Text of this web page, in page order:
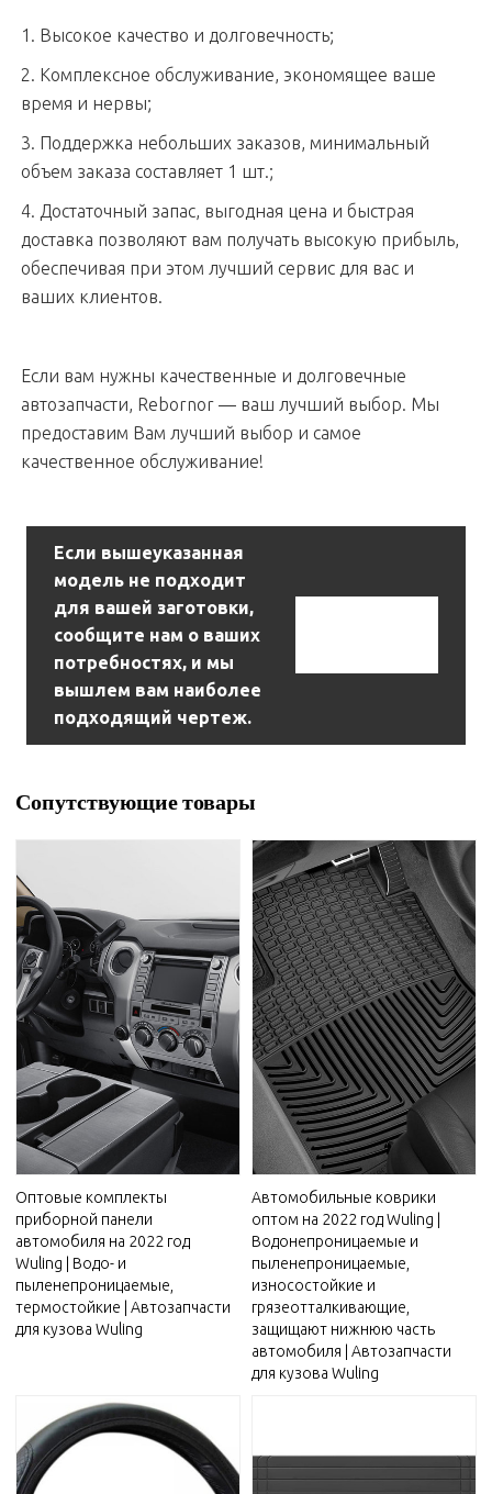
1. Высокое качество и долговечность;
2. Комплексное обслуживание, экономящее ваше
время и нервы;
3. Поддержка небольших заказов, минимальный
объем заказа составляет 1 шт.;
4. Достаточный запас, выгодная цена и быстрая
доставка позволяют вам получать высокую прибыль,
обеспечивая при этом лучший сервис для вас и
ваших клиентов.
Если вам нужны качественные и долговечные
автозапчасти, Rebornor — ваш лучший выбор. Мы
предоставим Вам лучший выбор и самое
качественное обслуживание!
Если вышеуказанная
модель не подходит
для вашей заготовки,
сообщите нам о ваших
потребностях, и мы
вышлем вам наиболее
подходящий чертеж.
Сопутствующие товары
Оптовые комплекты
приборной панели
автомобиля на 2022 год
Wuling | Водо- и
пыленепроницаемые,
термостойкие | Автозапчасти
для кузова Wuling
Автомобильные коврики
оптом на 2022 год Wuling |
Водонепроницаемые и
пыленепроницаемые,
износостойкие и
грязеотталкивающие,
защищают нижнюю часть
автомобиля | Автозапчасти
для кузова Wuling